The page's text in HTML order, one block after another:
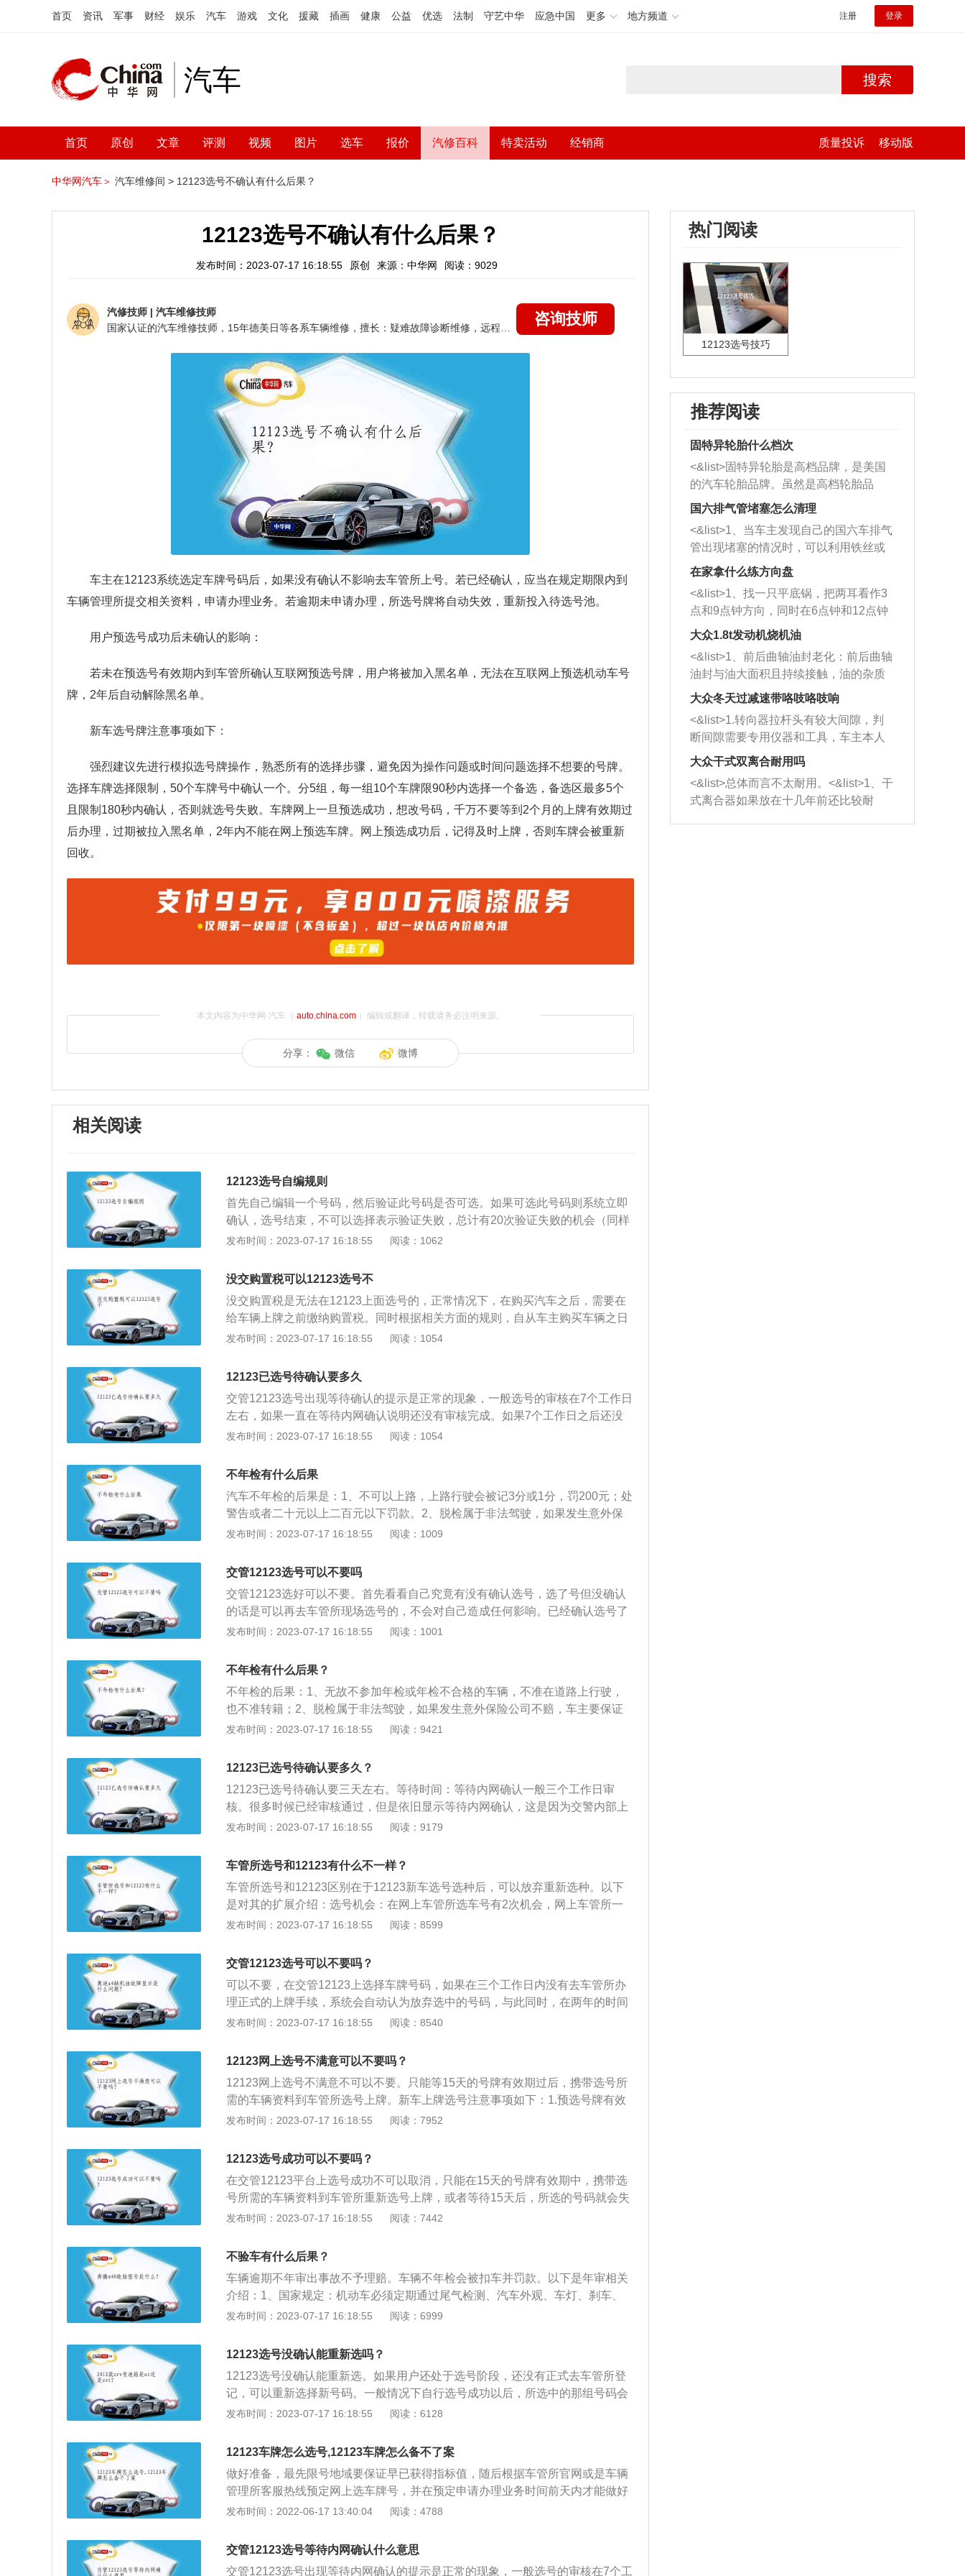
首页 资讯 军事 财经 娱乐 汽车 游戏 文化 援藏 插画 健康 公益 优选 法制 守艺中华 应急中国 更多 地方频道 注册 登录
汽车 搜索
首页 原创 文章 评测 视频 图片 选车 报价 汽修百科 特卖活动 经销商 质量投诉 移动版
中华网汽车＞ 汽车维修间 > 12123选号不确认有什么后果？
12123选号不确认有什么后果？
发布时间：2023-07-17 16:18:55 原创 来源：中华网 阅读：9029
汽修技师 | 汽车维修技师
咨询技师
车主在12123系统选定车牌号码后，如果没有确认不影响去车管所上号。若已经确认，应当在规定期限内到
车辆管理所提交相关资料，申请办理业务。若逾期未申请办理，所选号牌将自动失效，重新投入待选号池。
用户预选号成功后未确认的影响：
若未在预选号有效期内到车管所确认互联网预选号牌，用户将被加入黑名单，无法在互联网上预选机动车号
牌，2年后自动解除黑名单。
新车选号牌注意事项如下：
强烈建议先进行模拟选号牌操作，熟悉所有的选择步骤，避免因为操作问题或时间问题选择不想要的号牌。
选择车牌选择限制，50个车牌号中确认一个。分5组，每一组10个车牌限90秒内选择一个备选，备选区最多5个
且限制180秒内确认，否则就选号失败。车牌网上一旦预选成功，想改号码，千万不要等到2个月的上牌有效期过
后办理，过期被拉入黑名单，2年内不能在网上预选车牌。网上预选成功后，记得及时上牌，否则车牌会被重新
回收。
本文内容为中华网·汽车（ auto.china.com）编辑或翻译，转载请务必注明来源。
分享： 微信 微博
相关阅读
12123选号自编规则
首先自己编辑一个号码，然后验证此号码是否可选。如果可选此号码则系统立即
确认，选号结束，不可以选择表示验证失败，总计有20次验证失败的机会（同样
各地运营有所不同，20为最多验证次数）。这里要注意的一点是，千万不可随意
输了一个号码，恰巧没有被使用，那么系统会自动将号码确定为选中的号码，同
时选号终结，不再有互联网随机选号的机会。回来自己想改也没法改了。新号段
在投入随机号池7天后，会随机时间投入到自编号池，这个随机时间不公布。这
里有一个自编选号的小技巧，就是自编号牌的时候先提前自编好20个自己想要的
号牌，之后按照自己的满意度由高到底的顺序五个一组的输入进去，这样就不会
内完成选号，要不然自动过期。
发布时间：2023-07-17 16:18:55 阅读：1062
没交购置税可以12123选号不
没交购置税是无法在12123上面选号的，正常情况下，在购买汽车之后，需要在
给车辆上牌之前缴纳购置税。同时根据相关方面的规则，自从车主购买车辆之日
开始计算，在60天时间之内需要缴纳完车辆购置税。一旦出现逾期的情况，每天
务大厅里面去办理的。只需要在相关的窗口上填写缴纳车辆购置税的申请书，准
备好购买汽车的发票原件、产品出厂合格证的原件、个人身份证、纳税申请表以
及购买发票报税联原件，即可成功缴纳购置税。车辆购置税是属于国家征收税收
的范围之中，因此一定要及时进行缴纳。期间需要注意的就是，通常车辆希望在
哪座城市里面上牌，那么就需要到日后上牌的城市内支付税收。如果认为流程太
发布时间：2023-07-17 16:18:55 阅读：1054
12123已选号待确认要多久
交管12123选号出现等待确认的提示是正常的现象，一般选号的审核在7个工作日
左右，如果一直在等待内网确认说明还没有审核完成。如果7个工作日之后还没
有可以打电话询问。选号时需按系统要求认真录入车辆识别代号（车架号）及个
消预选号牌号码。在选号成功后，号牌号码从第2日起保留15个工作日，期间不
允许通过互联网进行再次选号或修改已经提交的信息。如果逾期未办理注册登
记，取消预选机动车号牌号码，用户将被计入黑名单，两年内不可在网上办理选
号业务。12123是公安管理部门推出的一款线上软件，在12123平台查非名下的
车辆违章需要在12123平台先行备案非本人名下的机动车。
发布时间：2023-07-17 16:18:55 阅读：1054
不年检有什么后果
汽车不年检的后果是：1、不可以上路，上路行驶会被记3分或1分，罚200元；处
警告或者二十元以上二百元以下罚款。2、脱检属于非法驾驶，如果发生意外保
险公司不会赔偿。罚款法律依据：《中华人民共和国道路交通安全法》第九十五
或者未随车携带行驶证、驾驶证的，公安机关交通管理部门应当扣留机动车，通
知当事人提供相应的牌证、标志或者补办相应手续，并可以依照本法第九十条的
规定予以处罚。当事人提供相应的牌证、标志或者补办相应手续的，应当及时退
还机动车。第九十条：机动车驾驶人违反道路交通安全法律、法规关于道路通行
规定的，处警告或者二十元以上二百元以下罚款。本法另有规定的，依照规定处
驶人有下列交通违法行为，一次记3分：驾驶未按规定定期进行安全技术检验的
公路客运汽车、旅游客运汽车、危险物品运输车辆上道路行驶的。第十二条机动
车驾驶人有下列交通违法行为，一次记1分：驾驶未按规定定期进行安全技术检
的。
发布时间：2023-07-17 16:18:55 阅读：1009
交管12123选号可以不要吗
交管12123选好可以不要。首先看看自己究竟有没有确认选号，选了号但没确认
的话是可以再去车管所现场选号的，不会对自己造成任何影响。已经确认选号了
那么是没法取消的，唯一的办法就只有在不去进行车管所上牌服务等三个工作日
牌。需要注意的是，网上选号成功再放弃的话将会被车管所列入黑名单，未来两
年内不可在网上办理选号业务。12123提供各项服务包括车检预约违法处理，罚
款缴纳信息查询等一百多项服务。在2018年通过对该平台的优化完善，增添了可
以备案非本人机动车范围，优化备案流程等服务。12123手机APP平台的服务对
象包括全国机动车，车主驾驶人等用户，是公安部官方互联网交通安全服务管理
上牌注意事项：1、上牌所需要的资料包括：身份证原件和复印件（是代理，代
理人和车主的都要带）、发票原件和复印件、合格证原件和复印件、强险副本原
件和复印件、完税证明。2、安装车牌也有要求：现在的汽车前后车牌分别都有4
处罚。另外，牌照框按照新规也不可以使用。
发布时间：2023-07-17 16:18:55 阅读：1001
不年检有什么后果？
不年检的后果：1、无故不参加年检或年检不合格的车辆，不准在道路上行驶，
也不准转籍；2、脱检属于非法驾驶，如果发生意外保险公司不赔，车主要保证
正常年检；3、机动车登记管理规定，车辆未按照规定期限进行安全技术检验
得正式号牌和行驶证的车辆都必须要的一项检测，相当于每年一次按机动车运行
安全技术条件给车辆做体检。
发布时间：2023-07-17 16:18:55 阅读：9421
12123已选号待确认要多久？
12123已选号待确认要三天左右。等待时间：等待内网确认一般三个工作日审
核。很多时候已经审核通过，但是依旧显示等待内网确认，这是因为交警内部上
传完资料才会更新，没有影响。车管所会直接把车牌寄到车主的地址，不用管AP
的参数为当前车辆随机选择的数量留下了多少次，此参数是用户每次车辆当前随
机选择的限制用户随机车牌，该参数将被连续累积，一旦超过极限参数，用户将
无法随机选择当前车辆。如果用户在预选号码的有效期内未能在车辆管理办公室
确认互联网预选号码，则该用户将被添加到互联网预选号码黑名单中。用户将无
法在Internet上预先选择车号牌，并且两年后黑名单将被自动删除。
发布时间：2023-07-17 16:18:55 阅读：9179
车管所选号和12123有什么不一样？
车管所选号和12123区别在于12123新车选号选种后，可以放弃重新选种。以下
是对其的扩展介绍：选号机会：在网上车管所选车号有2次机会，网上车管所一
次，车管所选号一次。按系统要求认真录入车辆识别代号(车架号)及个人相关信
选号成功的注意事项：自选号成功后，号牌号码从第2日起保留3个工作日。在此
期间，已在网上成功选取号牌号码的机动车，不允许通过互联网进行再次选号或
修改已经提交的信息。
发布时间：2023-07-17 16:18:55 阅读：8599
交管12123选号可以不要吗？
可以不要，在交管12123上选择车牌号码，如果在三个工作日内没有去车管所办
理正式的上牌手续，系统会自动认为放弃选中的号码，与此同时，在两年的时间
内，无法再通过网上选号的方式选择号牌。以下是扩展资料：介绍：可以处理车
辆的免检检查标志，补领机动车驾驶证，机动车驾驶证满期换证，事故快速进行
处理，一键挪车，同时还可以新车选号牌，查询所在地区后段公布情况等。绑
定：需要被绑定机动车的行驶证，以及车辆办理登记时候手机号和手机验证码。
同时也可以绑定多个驾驶证，来进行处理车辆违章行为，但所绑定的驾驶证必须
要在车辆发生违章之前。
发布时间：2023-07-17 16:18:55 阅读：8540
12123网上选号不满意可以不要吗？
12123网上选号不满意不可以不要。只能等15天的号牌有效期过后，携带选号所
需的车辆资料到车管所选号上牌。新车上牌选号注意事项如下：1.预选号牌有效
时限：预选号牌成功后，号牌号码从第二日起保留三个工作日(节假日、公休日顺
取号牌号码的机动车，禁止通过互联网进行再次选号或修改信息。2.信息录入要
核对。录入的信息与相关凭证证明不符，所选号牌无效。3.打印预选号凭证：机
动车所有人选号成功后可打印预选号凭证。注册登记时，需向受理民警说明已进
行互联网选号，并提交预选号凭证。如选号时未成功打印，可以再次登陆打印。
发布时间：2023-07-17 16:18:55 阅读：7952
12123选号成功可以不要吗？
在交管12123平台上选号成功不可以取消，只能在15天的号牌有效期中，携带选
号所需的车辆资料到车管所重新选号上牌，或者等待15天后，所选的号码就会失
效并且重新投放到号池里面。选号时需按系统要求认真录入车辆识别代号（车架
致，否则选号无效。根据交管部门的相关规定：在交管12123APP选号成功后，
号牌号码从第2日起保留15个工作日，期间不允许通过互联网进行再次选号或修
改已经提交的信息。如果逾期未办理注册登记，取消预选机动车号牌号码，用户
将被计入黑名单，两年内不可在网上办理选号业务。如果选号信息录入错误，可
进行修改，具体操作是：登录进入首页，点击更多，找到机动车业务栏，点击异
写车辆识别代号，并上传购车发票照片以及身份证照片，点击提交即可。
发布时间：2023-07-17 16:18:55 阅读：7442
不验车有什么后果？
车辆逾期不年审出事故不予理赔。车辆不年检会被扣车并罚款。以下是年审相关
介绍：1、国家规定：机动车必须定期通过尾气检测、汽车外观、车灯、刹车、
底盘等检测合格，并以无违章记录的情况下，发放检验合格标志。所有年检日期
技术检验，一般统称为“年检”或“年审”。2、定期检验：小型、微型非营运载客汽
车6年内，每2年检测一次，超过6年每年检测一次，超过15年，每6个月检验1
次。营运载客汽车5年以内每年检验1次；超过5年，每6个月检验1次。载货汽车
和大型、中型非营运载客汽车10年以内每年检验1次；超过10年，每6个月检验1
次。进口的车辆跟其它车型一样，在任意检测场都可以定期检验。
发布时间：2023-07-17 16:18:55 阅读：6999
12123选号没确认能重新选吗？
12123选号没确认能重新选。如果用户还处于选号阶段，还没有正式去车管所登
记，可以重新选择新号码。一般情况下自行选号成功以后，所选中的那组号码会
有3个工作日的保留期，而在此期间不允许通过互联网再另行机动车选号，或修
期结束以后，重新登录交管12123，然后再重新选择一组号码。不过正常情况下
放弃当前选中的号码也有次数限制，所以一定要注意尽量不要超过限制，否则会
影响上牌。选号规则：交管12123选到号不合适，还可以去车管所50选1，等于多
了1次选号机会；新投放的号段，自投放时间起，7日内只提供随机选号方式，超
过7日由系统随机投放到自编选池，提供自编选号和随机选号方式。
发布时间：2023-07-17 16:18:55 阅读：6128
12123车牌怎么选号,12123车牌怎么备不了案
做好准备，最先限号地域要保证早已获得指标值，随后根据车管所官网或是车辆
管理所客服热线预定网上选车牌号，并在预定申请办理业务时间前天内才能做好
网络自主选号；次之要准备好汽车的合格证书，是因为在实际操作中要键入汽车
在交管12123首页点一下新车选号进到新车选号界面。随后在新车选号界面选择
注册省市点一下确认信息到下一步。最后填写小汽车信息内容：种类、合格证
发布时间：2022-06-17 13:40:04 阅读：4788
交管12123选号等待内网确认什么意思
交管12123选号出现等待内网确认的提示是正常的现象，一般选号的审核在7个工
热门阅读
12123选号技巧
推荐阅读
固特异轮胎什么档次
<&list>固特异轮胎是高档品牌，是美国
的汽车轮胎品牌。虽然是高档轮胎品
牌，但是中高低端的轮胎都有生产，这
也是为了更好的开拓市场。
国六排气管堵塞怎么清理
<&list>1、当车主发现自己的国六车排气
管出现堵塞的情况时，可以利用铁丝或
者是细棍，直接将杂物给取出来，如果
堵塞情况比较严重，也可以采取应急措
施。 <&list>2、直接利用木棍将所有的
杂物推到排气管里面的位置处，然后将
三元催化器拆解开，就可以将堵塞的东
西取出来。但如果是因为积碳过多引起
的堵塞，就需要将三元催化器泡在草酸
洗剂对堵塞的情况得到解决，将清洗剂
放在燃油箱中，与燃油混合后，车辆启
动时，就可以和汽油一起进入到燃烧
室，最后形成废气排出，就可以让三元
催化器得到清洗，排气管堵塞的情况就
能够得到解决。
在家拿什么练方向盘
<&list>1、找一只平底锅，把两耳看作3
点和9点钟方向，同时在6点钟和12点钟
方向做一个标记。 <&list>2、双手握住
一圈半的练习，往右同样也要打相同的
圈数。 <&list>3、最后强调要反复练
习，这样就可以形成肌肉记忆，在真实
驾驶车辆时，不需要记忆也能打好方
向。
大众1.8t发动机烧机油
<&list>1、前后曲轴油封老化：前后曲轴
油封与油大面积且持续接触，油的杂质
和发动机内持续温度变化使其密封效果
逐渐减弱，导致渗油或漏油。<&list>2、
活塞间隙过大：积碳会使活塞环与缸体
的间隙扩大，导致机油流入燃烧室中，
造成烧机油。<&list>3、机油粘度。使用
机油粘度过小的话，同样会有烧机油现
象，机油粘度过小具有很好的流动性，
大众冬天过减速带咯吱咯吱响
<&list>1.转向器拉杆头有较大间隙，判
断间隙需要专用仪器和工具，车主本人
无法制作，需要将车辆送到修理厂或4s
店；<&list>2.车辆半轴套管防尘罩破
裂，破裂后会出现漏油现象，使半轴磨
损严重，磨损的半轴容易损坏，产生异
响；<&list>3.稳定器的转向胶套和球头
大众干式双离合耐用吗
<&list>总体而言不太耐用。<&list>1、干
式离合器如果放在十几年前还比较耐